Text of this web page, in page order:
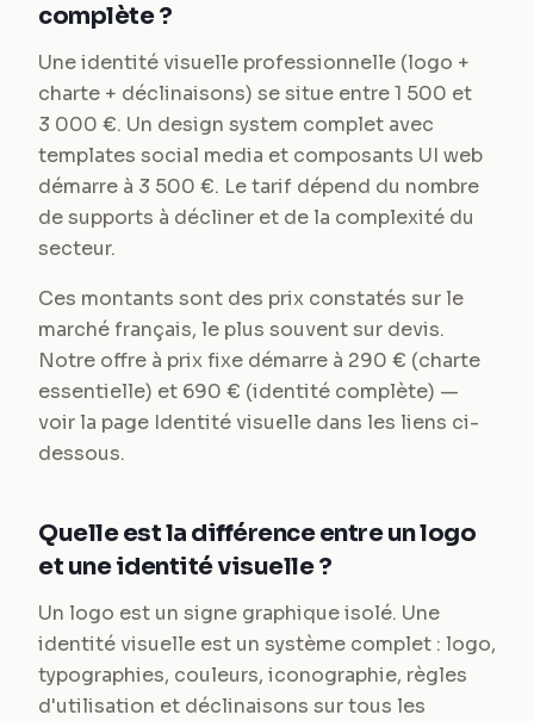
complète ?
Une identité visuelle professionnelle (logo +
charte + déclinaisons) se situe entre 1 500 et
3 000 €. Un design system complet avec
templates social media et composants UI web
démarre à 3 500 €. Le tarif dépend du nombre
de supports à décliner et de la complexité du
secteur.
Ces montants sont des prix constatés sur le
marché français, le plus souvent sur devis.
Notre offre à prix fixe démarre à 290 € (charte
essentielle) et 690 € (identité complète) —
voir la page Identité visuelle dans les liens ci-
dessous.
Quelle est la différence entre un logo
et une identité visuelle ?
Un logo est un signe graphique isolé. Une
identité visuelle est un système complet : logo,
typographies, couleurs, iconographie, règles
d'utilisation et déclinaisons sur tous les